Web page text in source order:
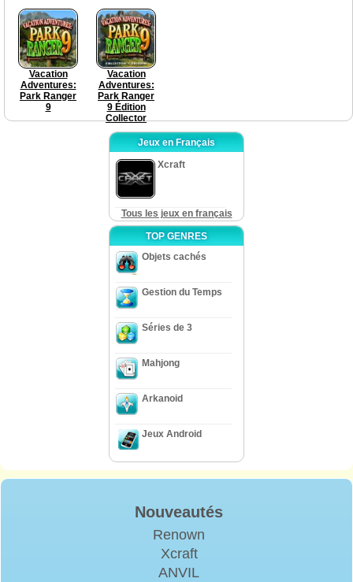
Vacation
Adventures:
Park Ranger
9
Vacation
Adventures:
Park Ranger
9 Édition
Collector
Jeux en Français
Xcraft
Tous les jeux en français
TOP GENRES
Objets cachés
Gestion du Temps
Séries de 3
Mahjong
Arkanoid
Jeux Android
Nouveautés
Renown
Xcraft
ANVIL